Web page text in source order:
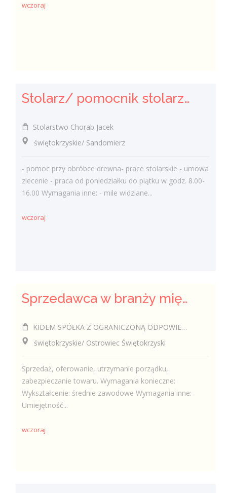
wczoraj
Stolarz/ pomocnik stolarza (k/.m)
Stolarstwo Chorab Jacek
świętokrzyskie/ Sandomierz
- pomoc przy obróbce drewna- prace stolarskie - umowa
zlecenie - praca od poniedziałku do piątku w godz. 8.00-
16.00 Wymagania inne: - mile widziane...
wczoraj
Sprzedawca w branży mięsnej
KIDEM SPÓŁKA Z OGRANICZONĄ ODPOWIEDZIALNOŚCIĄ
świętokrzyskie/ Ostrowiec Świętokrzyski
Sprzedaż, oferowanie, utrzymanie porządku,
zabezpieczanie towaru. Wymagania konieczne:
Wykształcenie: średnie zawodowe Wymagania inne:
Umiejętność...
wczoraj